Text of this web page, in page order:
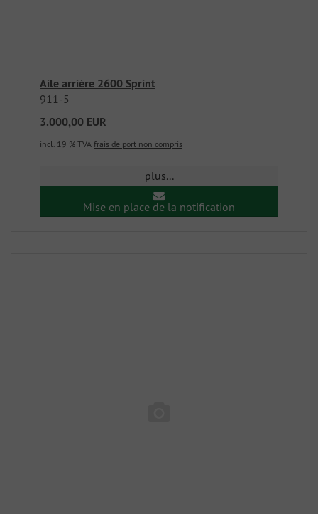
Aile arrière 2600 Sprint
911-5
3.000,00 EUR
incl. 19 % TVA frais de port non compris
plus...
Mise en place de la notification